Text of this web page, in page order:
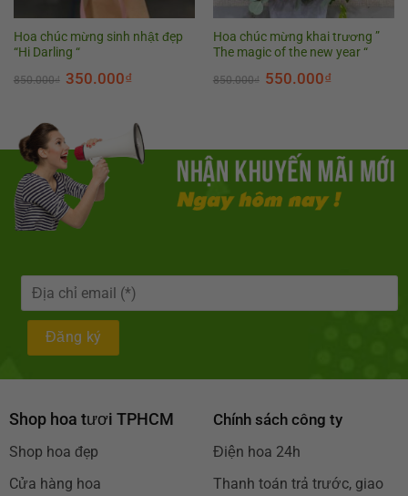
Hoa chúc mừng sinh nhật đẹp
“Hi Darling “
850.000₫ 350.000₫
Hoa chúc mừng khai trương ”
The magic of the new year “
850.000₫ 550.000₫
Shop hoa tươi TPHCM
Shop hoa đẹp
Cửa hàng hoa
Chính sách công ty
Điện hoa 24h
Thanh toán trả trước, giao